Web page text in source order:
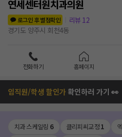
연세센터원치과의원
로그인 후 별점확인
리뷰 12
경기도 양주시 회천4동
전화하기 홈페이지
임직원/학생 할인가확인하러 가기 👀
치과 스케일링 6 클리피씨교정1